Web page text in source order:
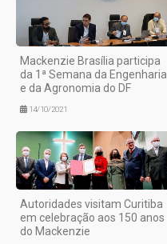
Mackenzie Brasília participa
da 1ª Semana da Engenharia
e da Agronomia do DF
14/10/2021
Autoridades visitam Curitiba
em celebração aos 150 anos
do Mackenzie